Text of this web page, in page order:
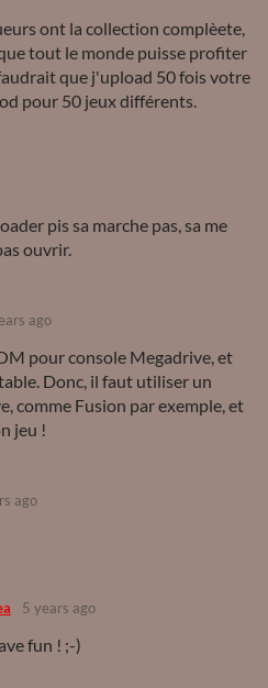
ont la collection complèete,
tout le monde puisse profiter
que j'upload 50 fois votre
pour 50 jeux différents.
pis sa marche pas, sa me
ouvrir.
ago
pour console Megadrive, et
Donc, il faut utiliser un
comme Fusion par exemple, et
jeu !
ago
5 years ago
fun ! ;-)